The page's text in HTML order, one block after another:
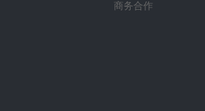
商务合作